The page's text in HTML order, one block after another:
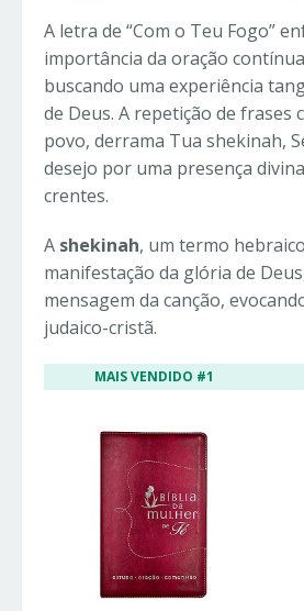
A letra de “Com o Teu Fogo”
importância da oração
buscando uma experiência
de Deus. A repetição de frases
povo, derrama Tua shekinah,
desejo por uma presença
crentes.
A shekinah, um termo
manifestação da glória de
mensagem da canção,
judaico-cristã.
MAIS VENDIDO #1